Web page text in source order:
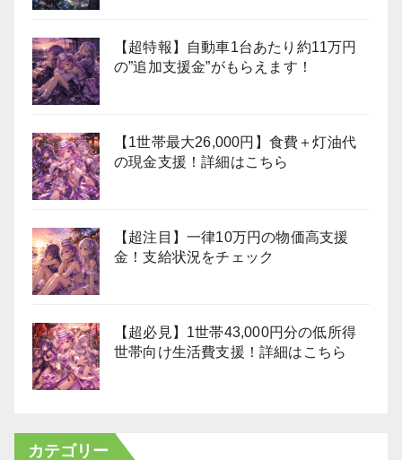
【超特報】自動車1台あたり約11万円
の”追加支援金”がもらえます！
【1世帯最大26,000円】食費＋灯油代
の現金支援！詳細はこちら
【超注目】一律10万円の物価高支援
金！支給状況をチェック
【超必見】1世帯43,000円分の低所得
世帯向け生活費支援！詳細はこちら
カテゴリー